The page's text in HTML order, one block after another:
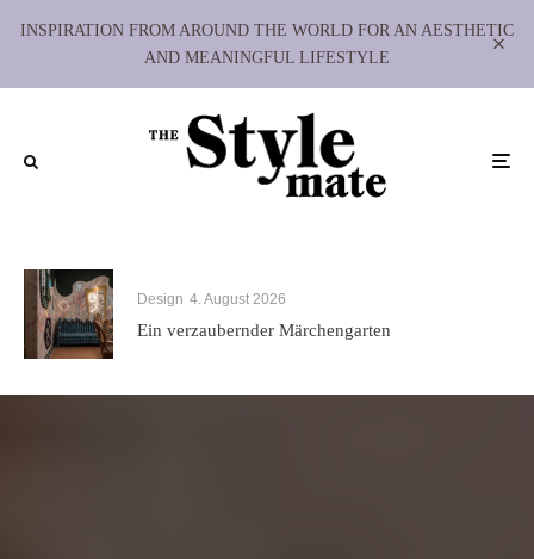
INSPIRATION FROM AROUND THE WORLD FOR AN AESTHETIC
AND MEANINGFUL LIFESTYLE
Design 4. August 2026
Ein verzaubernder Märchengarten